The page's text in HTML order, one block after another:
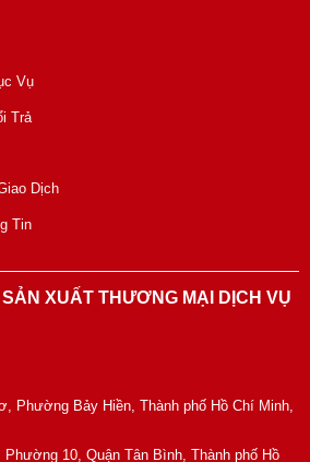
Vụ
Trả
Dịch
Tin
XUẤT THƯƠNG MẠI DỊCH VỤ
Phường Bảy Hiền, Thành phố Hồ Chí Minh,
Phường 10, Quận Tân Bình, Thành phố Hồ